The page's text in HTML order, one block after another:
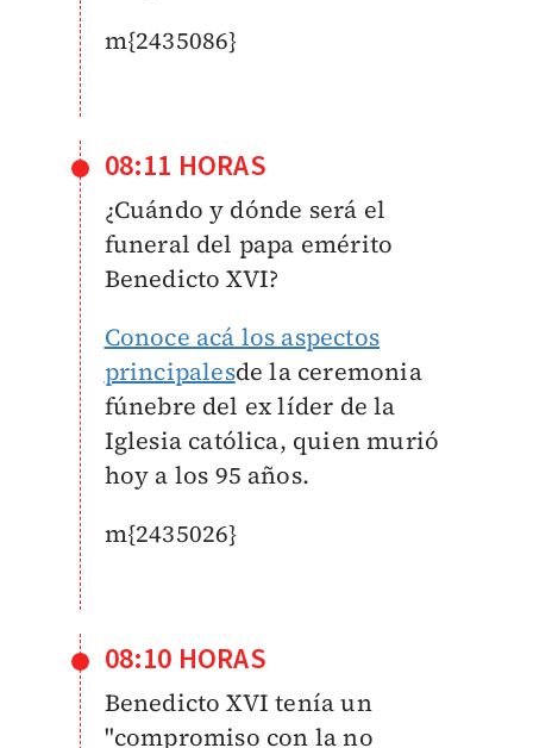
m{2435086}
08:11 HORAS
¿Cuándo y dónde será el
funeral del papa emérito
Benedicto XVI?
Conoce acá los aspectos
principalesde la ceremonia
fúnebre del ex líder de la
Iglesia católica, quien murió
hoy a los 95 años.
m{2435026}
08:10 HORAS
Benedicto XVI tenía un
"compromiso con la no